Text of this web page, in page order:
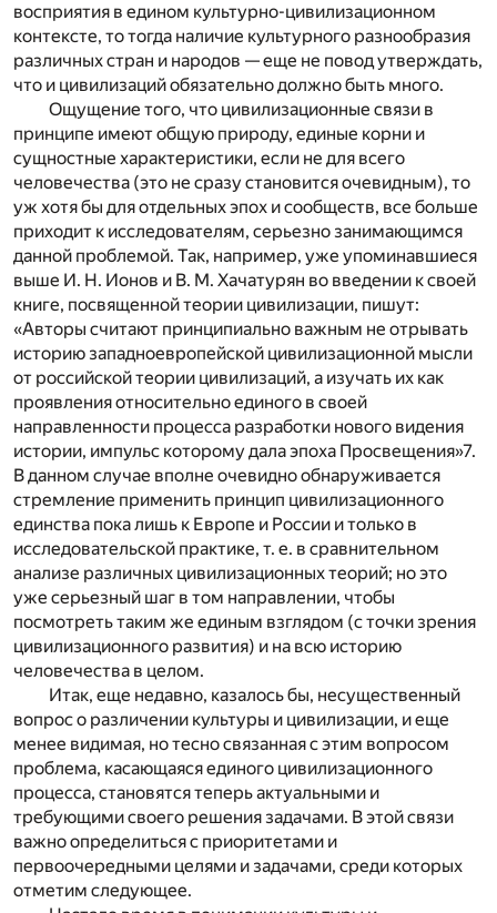
восприятия в едином культурно-цивилизационном
контексте, то тогда наличие культурного разнообразия
различных стран и народов — еще не повод утверждать,
что и цивилизаций обязательно должно быть много.
Ощущение того, что цивилизационные связи в
принципе имеют общую природу, единые корни и
сущностные характеристики, если не для всего
человечества (это не сразу становится очевидным), то
уж хотя бы для отдельных эпох и сообществ, все больше
приходит к исследователям, серьезно занимающимся
данной проблемой. Так, например, уже упоминавшиеся
выше И. Н. Ионов и В. М. Хачатурян во введении к своей
книге, посвященной теории цивилизации, пишут:
«Авторы считают принципиально важным не отрывать
историю западноевропейской цивилизационной мысли
от российской теории цивилизаций, а изучать их как
проявления относительно единого в своей
направленности процесса разработки нового видения
истории, импульс которому дала эпоха Просвещения»7.
В данном случае вполне очевидно обнаруживается
стремление применить принцип цивилизационного
единства пока лишь к Европе и России и только в
исследовательской практике, т. е. в сравнительном
анализе различных цивилизационных теорий; но это
уже серьезный шаг в том направлении, чтобы
посмотреть таким же единым взглядом (с точки зрения
цивилизационного развития) и на всю историю
человечества в целом.
Итак, еще недавно, казалось бы, несущественный
вопрос о различении культуры и цивилизации, и еще
менее видимая, но тесно связанная с этим вопросом
проблема, касающаяся единого цивилизационного
процесса, становятся теперь актуальными и
требующими своего решения задачами. В этой связи
важно определиться с приоритетами и
первоочередными целями и задачами, среди которых
отметим следующее.